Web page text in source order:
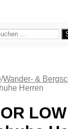
/Wander- &
Herren